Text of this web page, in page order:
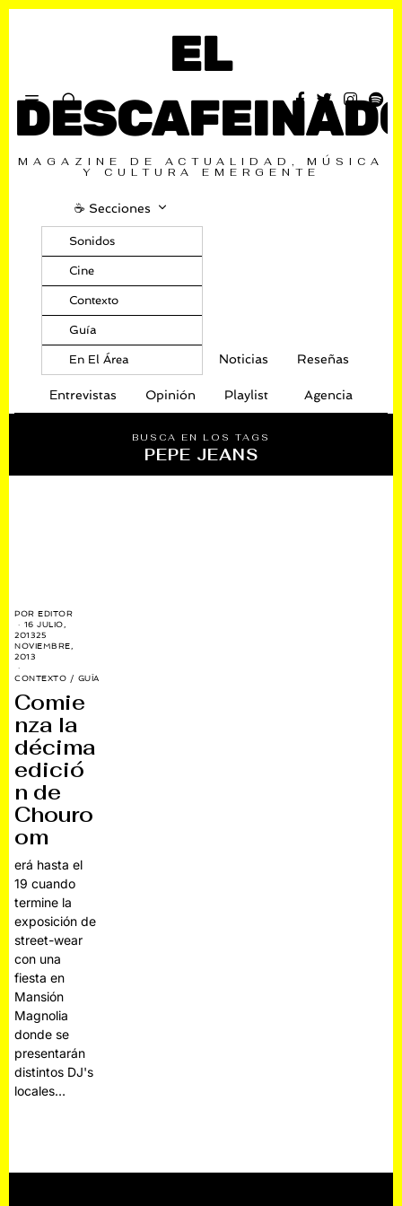
EL
MAGAZINE DE ACTUALIDAD, MÚSICA
Y CULTURA EMERGENTE
☕️ Secciones
Sonidos
Cine
Contexto
Guía
En El Área Noticias Reseñas
Entrevistas Opinión Playlist Agencia
BUSCA EN LOS TAGS
PEPE JEANS
POREDITOR
16 JULIO,
201325
NOVIEMBRE,
2013
CONTEXTO / GUÍA
Comie
nza la
décima
edició
n de
Chouro
om
erá hasta el
19 cuando
termine la
exposición de
street-wear
con una
fiesta en
Mansión
Magnolia
donde se
presentarán
distintos DJ's
locales…